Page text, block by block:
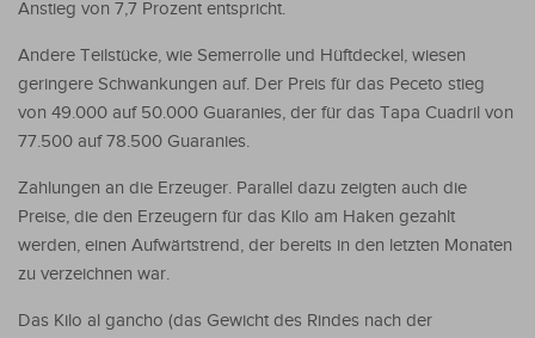
Anstieg von 7,7 Prozent entspricht.
Andere Teilstücke, wie Semerrolle und Hüftdeckel, wiesen
geringere Schwankungen auf. Der Preis für das Peceto stieg
von 49.000 auf 50.000 Guaranies, der für das Tapa Cuadril von
77.500 auf 78.500 Guaranies.
Zahlungen an die Erzeuger. Parallel dazu zeigten auch die
Preise, die den Erzeugern für das Kilo am Haken gezahlt
werden, einen Aufwärtstrend, der bereits in den letzten Monaten
zu verzeichnen war.
Das Kilo al gancho (das Gewicht des Rindes nach der